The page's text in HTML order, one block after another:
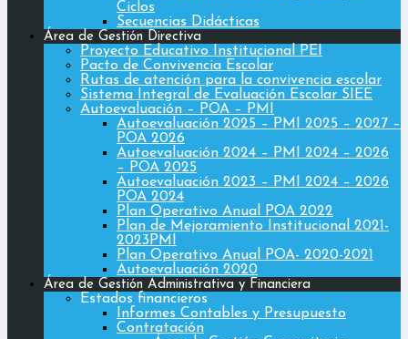
Ciclos
Secuencias Didácticas
Área de Gestión Directiva
Proyecto Educativo Institucional PEI
Pacto de Convivencia Escolar
Rutas de atención para la convivencia escolar
Sistema Integral de Evaluación Escolar SIEE
Autoevaluación – POA – PMI
Autoevaluación 2025 – PMI 2025 – 2027 –
POA 2026
Autoevaluación 2024 – PMI 2024 – 2026
– POA 2025
Autoevaluación 2023 – PMI 2024 – 2026
POA 2024
Plan Operativo Anual POA 2022
Plan de Mejoramiento Institucional 2021-
2023PMI
Plan Operativo Anual POA- 2020-2021
Autoevaluación 2020
Área de Gestión Administrativa y Financiera
Estados financieros
Informes Contables y Presupuesto
Contratación